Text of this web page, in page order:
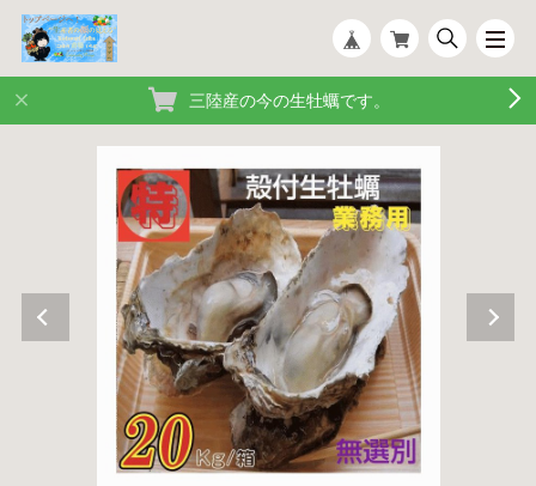
三陸産の今の生牡蠣です。